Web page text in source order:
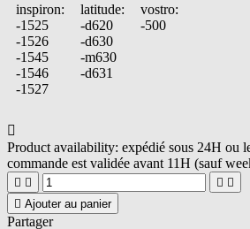
inspiron:
-1525
-1526
-1545
-1546
-1527
latitude:
-d620
-d630
-m630
-d631
vostro:
-500

Product availability: expédié sous 24H ou
commande est validée avant 11H (sauf
   
 Ajouter au panier
Partager